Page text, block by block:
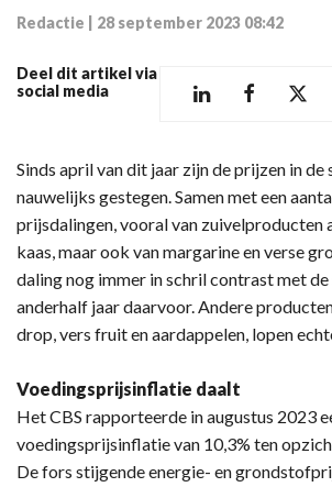
Redactie 28 september 2023 08:42
Deel dit artikel via
social media
Sinds april van dit jaar zijn de prijzen in
nauwelijks gestegen. Samen met een
prijsdalingen, vooral van zuivelproducten
kaas, maar ook van margarine en verse
daling nog immer in schril contrast met
anderhalf jaar daarvoor. Andere
drop, vers fruit en aardappelen, lopen
Voedingsprijsinflatie daalt
Het CBS rapporteerde in augustus 2023
voedingsprijsinflatie van 10,3% ten
De fors stijgende energie- en